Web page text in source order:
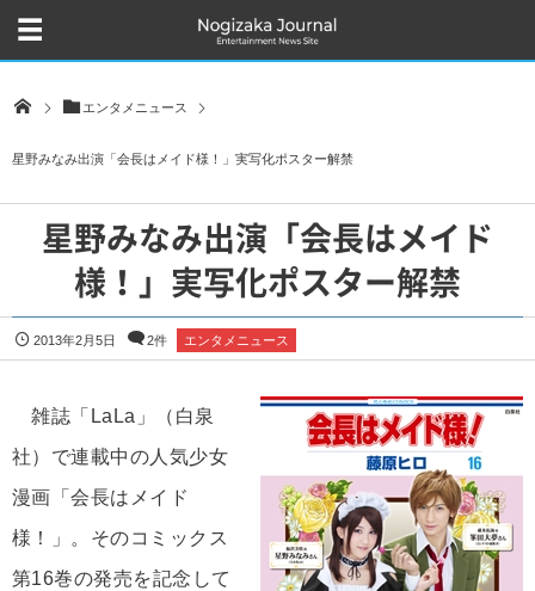
エンタメニュース
星野みなみ出演「会長はメイド様！」実写化ポスター解禁
星野みなみ出演「会長はメイド
様！」実写化ポスター解禁
2013年2月5日 2件 エンタメニュース
雑誌「LaLa」（白泉
社）で連載中の人気少女
漫画「会長はメイド
様！」。そのコミックス
第16巻の発売を記念して